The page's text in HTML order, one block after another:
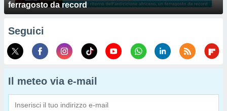
ferragosto da record
Seguici
Il meteo via e-mail